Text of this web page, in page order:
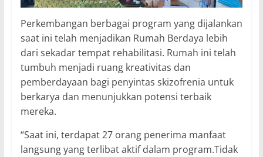
Perkembangan berbagai program yang dijalankan
saat ini telah menjadikan Rumah Berdaya lebih
dari sekadar tempat rehabilitasi. Rumah ini telah
tumbuh menjadi ruang kreativitas dan
pemberdayaan bagi penyintas skizofrenia untuk
berkarya dan menunjukkan potensi terbaik
mereka.
“Saat ini, terdapat 27 orang penerima manfaat
langsung yang terlibat aktif dalam program.Tidak